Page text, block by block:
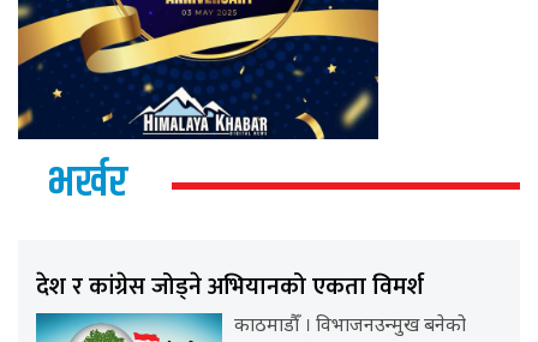
भर्खर
देश र कांग्रेस जोड्ने अभियानको एकता विमर्श
काठमाडौँ । विभाजनउन्मुख बनेको